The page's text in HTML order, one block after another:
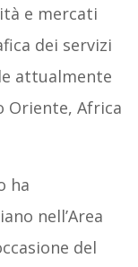
e mercati
dei servizi
attualmente
Oriente, Africa
ha
nell’Area
del